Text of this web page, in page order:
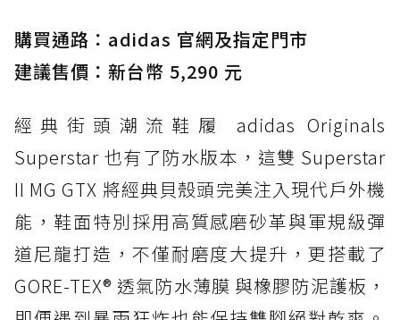
防水鞋推薦 3. Nike Dunk Low GORE-TEX：
經典 Dunk 輪廓加上防水科技，雨天穿搭帥度不
打折
防水鞋推薦 4. ASICS TRABUCO 14 GTX：搭
載 GORE-TEX 隱形貼合科技，全方位防水神鞋
防水鞋推薦 5. Salomon XT-6 GORE-TEX：潮
人必備山系鞋王！防滑、防水與街頭顏值一次攻
頂
防水鞋推薦 6. HOKA Stinson Evo GTX：越野
復刻厚底，GORE-TEX 防水與增高神器一次滿
購買通路：adidas 官網及指定門市
建議售價：新台幣 5,290 元
經典街頭潮流鞋履 adidas Originals
Superstar 也有了防水版本，這雙 Superstar
II MG GTX 將經典貝殼頭完美注入現代戶外機
能，鞋面特別採用高質感磨砂革與軍規級彈
道尼龍打造，不僅耐磨度大提升，更搭載了
GORE-TEX® 透氣防水薄膜 與橡膠防泥護板，